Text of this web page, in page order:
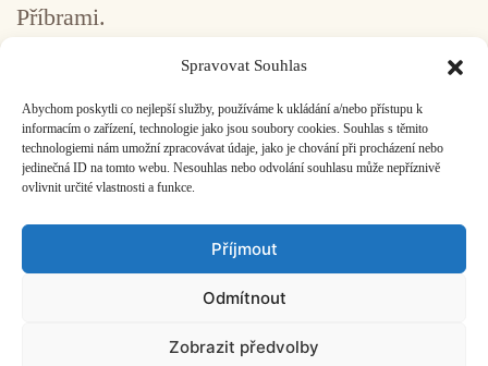
Spravovat Souhlas
Abychom poskytli co nejlepší služby, používáme k ukládání a/nebo přístupu k
informacím o zařízení, technologie jako jsou soubory cookies. Souhlas s těmito
technologiemi nám umožní zpracovávat údaje, jako je chování při procházení nebo
jedinečná ID na tomto webu. Nesouhlas nebo odvolání souhlasu může nepříznivě
ovlivnit určité vlastnosti a funkce.
Příjmout
Odmítnout
Zobrazit předvolby
Příbrami.
1 2 3 4 5 ... 517
ČASOPIS O JINÉ HUDBĚ | vydává Hudební informační středisko